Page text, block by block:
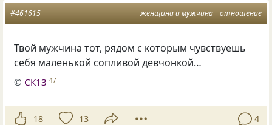
женщина и мужчина отношение
#461615
Твой мужчина тот, рядом с которым чувствуешь
себя маленькой сопливой девчонкой…
© СК13 47
18 13 4